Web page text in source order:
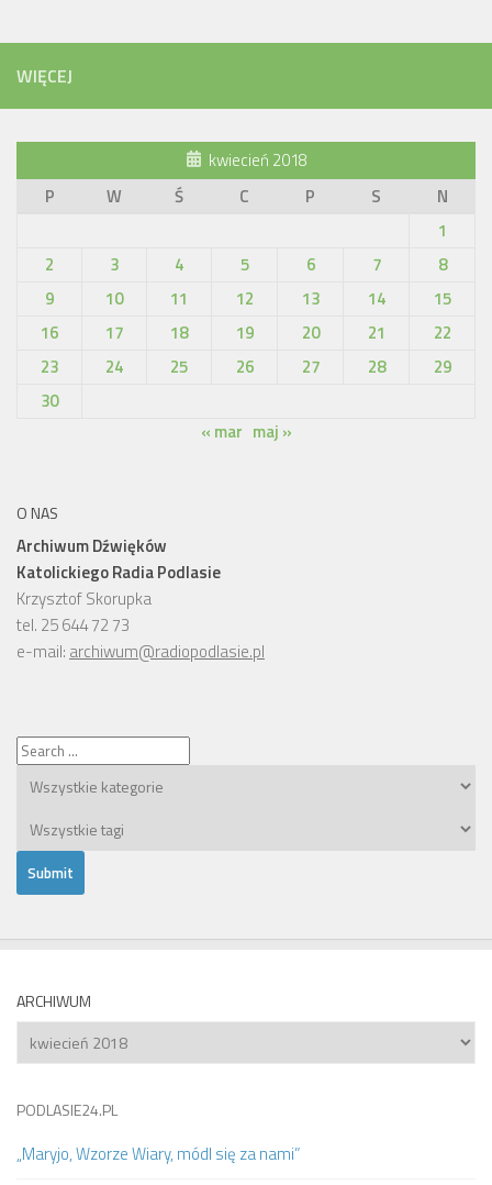
WIĘCEJ
kwiecień 2018
P
W Ś C P S
N
1
2
3 4 5 6 7
8
9
10 11 12 13 14
15
16
17 18 19 20 21
22
23
24 25 26 27 28
29
30
« mar maj »
O NAS
Archiwum Dźwięków
Katolickiego Radia Podlasie
Krzysztof Skorupka
tel. 25 644 72 73
e-mail: archiwum@radiopodlasie.pl
ARCHIWUM
Archiwum
PODLASIE24.PL
„Maryjo, Wzorze Wiary, módl się za nami”